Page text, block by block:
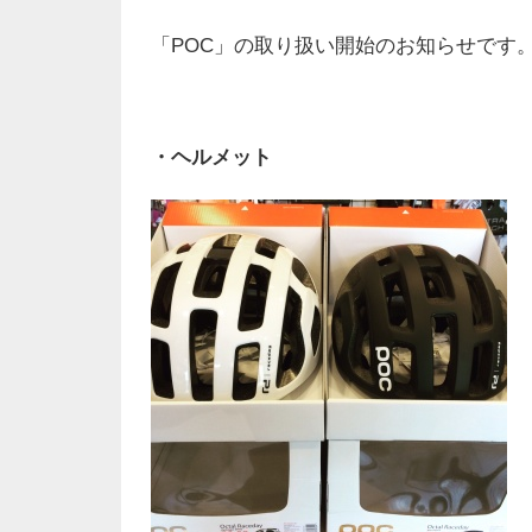
「POC」の取り扱い開始のお知らせです。
・ヘルメット